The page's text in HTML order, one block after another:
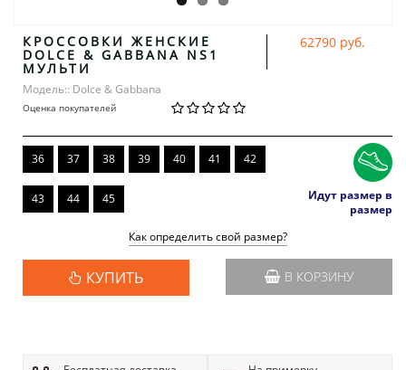
КРОССОВКИ ЖЕНСКИЕ
DOLCE & GABBANA NS1
МУЛЬТИ
Модель:: Dolce & Gabbana
Оценка покупателей
62790 руб.
36 37 38 39 40 41 42
43 44 45
Идут размер в
размер
Как определить свой размер?
КУПИТЬ В КОРЗИНУ